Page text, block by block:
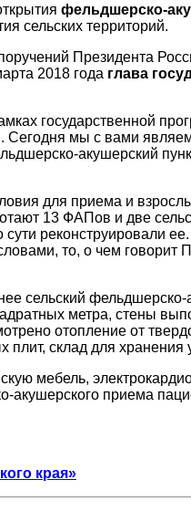
фельдшерско-
сельских территорий.
Президента
2018 года глава
государственной
мы с вами
акушерский
для приема и
13 ФАПов и две
реконструировали
то, о чем говорит
сельский фельдшерско-
метра, стены
отопление от
склад для хранения
мебель,
приема
края»